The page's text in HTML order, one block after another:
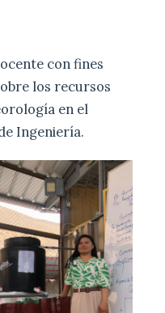
con fines
los recursos
en el
Ingeniería.